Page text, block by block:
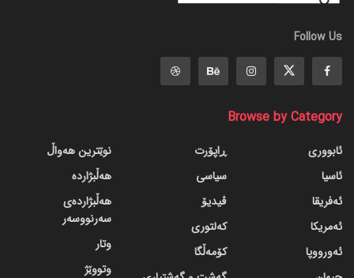
Follow Us
Browse by Category
ئابووری
ئاسیا
ئەفریقا
ئەمریکا
ئەورووپا
ڕاپۆرت
سیاسی
ڤیدیۆ
کەلتوری
کۆمەڵگا
نوێترین هەواڵ
هەڵبژاردە
هەڵبژاردەی
سەرنووسەر
وتار
وتووێژ